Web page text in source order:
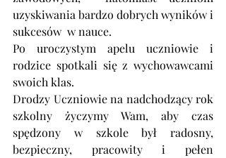
uzyskiwania bardzo dobrych wyników i
sukcesów  w nauce.
Po uroczystym apelu uczniowie i
rodzice spotkali się z wychowawcami
swoich klas.
Drodzy Uczniowie na nadchodzący rok
szkolny życzymy Wam, aby czas
spędzony w szkole był radosny,
bezpieczny, pracowity i pełen